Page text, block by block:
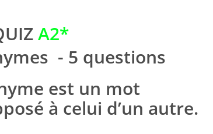
A2*
- 5 questions
est un mot
à celui d’un autre.